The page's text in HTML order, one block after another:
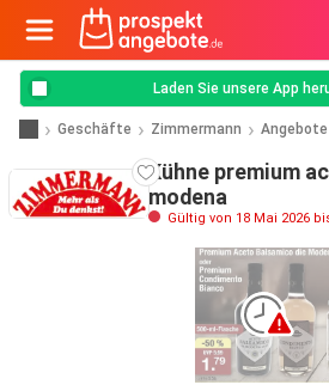
Laden Sie unsere App
Geschäfte Zimmermann Angebote
Kühne premium
modena
Gültig von 18 Mai 2026